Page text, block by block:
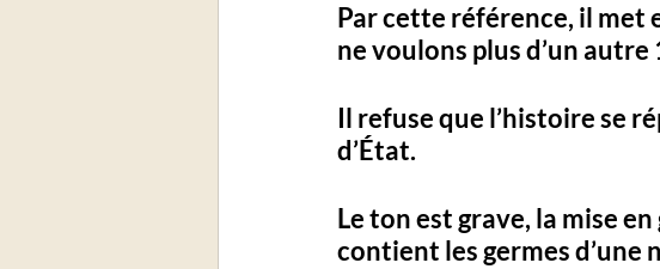
Par cette référence, il met
ne voulons plus d’un autre
Il refuse que l’histoire se
d’État.
Le ton est grave, la mise
contient les germes d’une